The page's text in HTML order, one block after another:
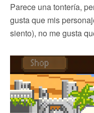
Parece una tontería,
gusta que mis
siento), no me gusta